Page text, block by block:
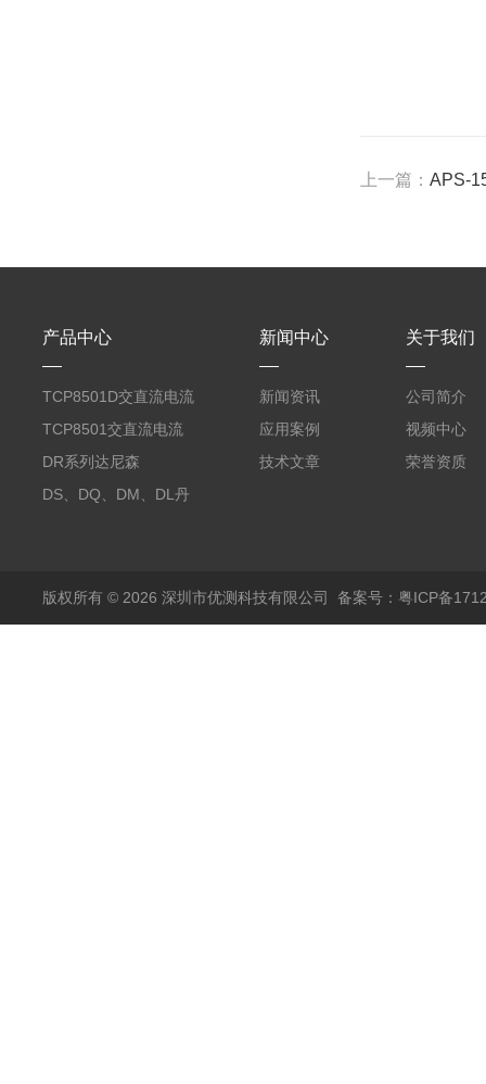
上一篇：APS-
产品中心
TCP8501D交直流电流
探头500A
TCP8501交直流电流
探头500A
DR系列达尼森
Danisense高精度电流
DS、DQ、DM、DL丹
新闻中心
新闻资讯
应用案例
技术文章
关于我们
公司简介
视频中心
荣誉资质
版权所有 © 2026 深圳市优测科技有限公司 备案号：粤ICP备